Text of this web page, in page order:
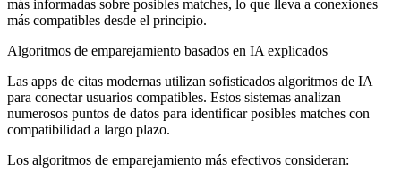
más informadas sobre posibles matches, lo que lleva a conexiones
más compatibles desde el principio.
Algoritmos de emparejamiento basados en IA explicados
Las apps de citas modernas utilizan sofisticados algoritmos de IA
para conectar usuarios compatibles. Estos sistemas analizan
numerosos puntos de datos para identificar posibles matches con
compatibilidad a largo plazo.
Los algoritmos de emparejamiento más efectivos consideran: